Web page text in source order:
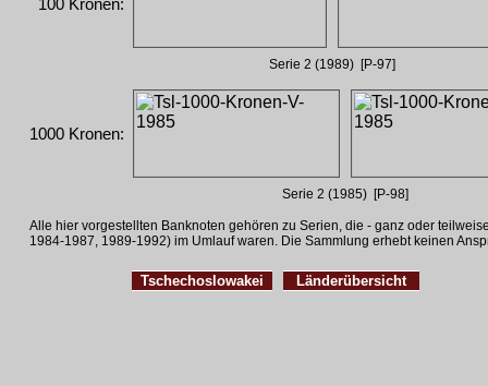
100 Kronen:
Serie 2 (1989) [P-97]
1000 Kronen:
Serie 2 (1985) [P-98]
Alle hier vorgestellten Banknoten gehören zu Serien, die - ganz oder
1984-1987, 1989-1992) im Umlauf waren. Die Sammlung erhebt keinen
Tschechoslowakei Länderübersicht